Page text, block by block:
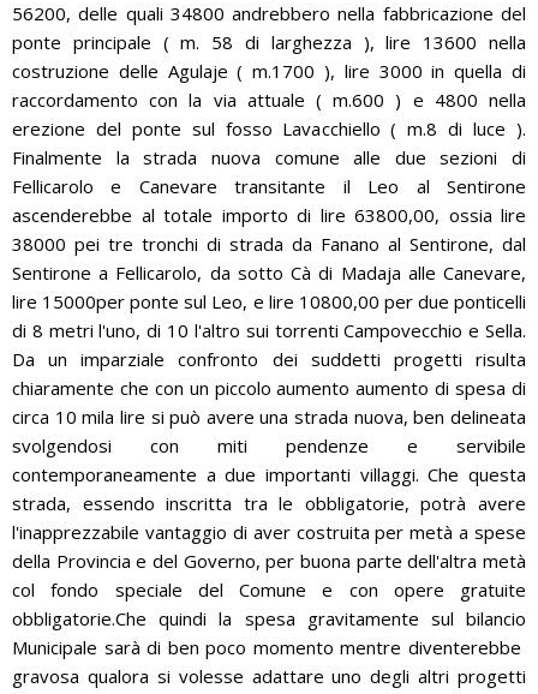
56200, delle quali 34800 andrebbero nella fabbricazione del
ponte principale ( m. 58 di larghezza ), lire 13600 nella
costruzione delle Agulaje ( m.1700 ), lire 3000 in quella di
raccordamento con la via attuale ( m.600 ) e 4800 nella
erezione del ponte sul fosso Lavacchiello ( m.8 di luce ).
Finalmente la strada nuova comune alle due sezioni di
Fellicarolo e Canevare transitante il Leo al Sentirone
ascenderebbe al totale importo di lire 63800,00, ossia lire
38000 pei tre tronchi di strada da Fanano al Sentirone, dal
Sentirone a Fellicarolo, da sotto Cà di Madaja alle Canevare,
lire 15000per ponte sul Leo, e lire 10800,00 per due ponticelli
di 8 metri l'uno, di 10 l'altro sui torrenti Campovecchio e Sella.
Da un imparziale confronto dei suddetti progetti risulta
chiaramente che con un piccolo aumento aumento di spesa di
circa 10 mila lire si può avere una strada nuova, ben delineata
svolgendosi con miti pendenze e servibile
contemporaneamente a due importanti villaggi. Che questa
strada, essendo inscritta tra le obbligatorie, potrà avere
l'inapprezzabile vantaggio di aver costruita per metà a spese
della Provincia e del Governo, per buona parte dell'altra metà
col fondo speciale del Comune e con opere gratuite
obbligatorie.Che quindi la spesa gravitamente sul bilancio
Municipale sarà di ben poco momento mentre diventerebbe
gravosa qualora si volesse adattare uno degli altri progetti